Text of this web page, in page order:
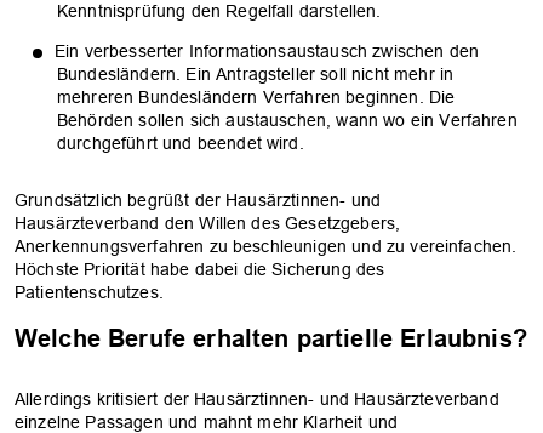
Kenntnisprüfung den Regelfall darstellen.
Ein verbesserter Informationsaustausch zwischen den
Bundesländern. Ein Antragsteller soll nicht mehr in
mehreren Bundesländern Verfahren beginnen. Die
Behörden sollen sich austauschen, wann wo ein Verfahren
durchgeführt und beendet wird.
Grundsätzlich begrüßt der Hausärztinnen- und
Hausärzteverband den Willen des Gesetzgebers,
Anerkennungsverfahren zu beschleunigen und zu vereinfachen.
Höchste Priorität habe dabei die Sicherung des
Patientenschutzes.
Welche Berufe erhalten partielle Erlaubnis?
Allerdings kritisiert der Hausärztinnen- und Hausärzteverband
einzelne Passagen und mahnt mehr Klarheit und